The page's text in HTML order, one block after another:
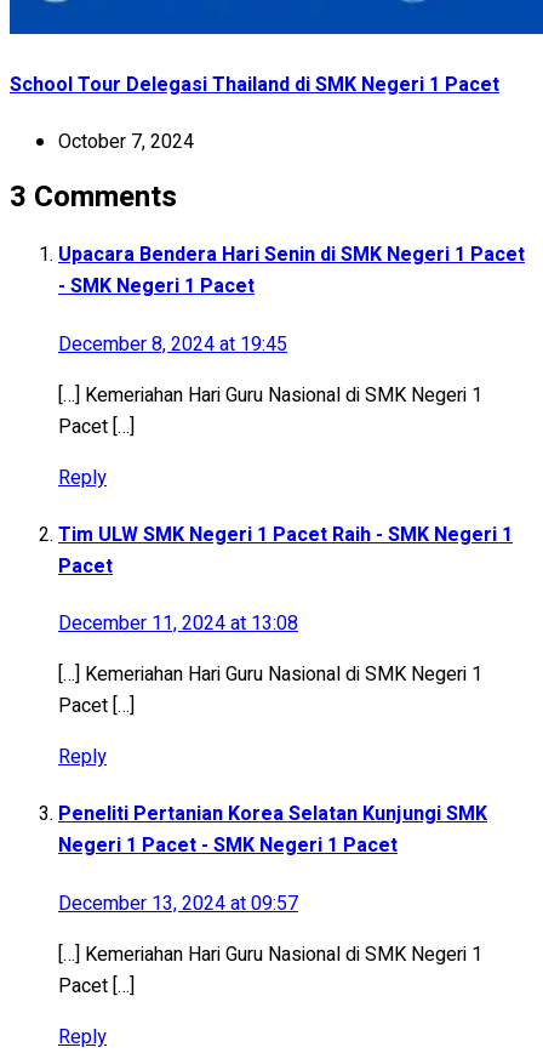
School Tour Delegasi Thailand di SMK Negeri 1 Pacet
October 7, 2024
3 Comments
Upacara Bendera Hari Senin di SMK Negeri 1 Pacet
- SMK Negeri 1 Pacet
December 8, 2024 at 19:45
[…] Kemeriahan Hari Guru Nasional di SMK Negeri 1
Pacet […]
Reply
Tim ULW SMK Negeri 1 Pacet Raih - SMK Negeri 1
Pacet
December 11, 2024 at 13:08
[…] Kemeriahan Hari Guru Nasional di SMK Negeri 1
Pacet […]
Reply
Peneliti Pertanian Korea Selatan Kunjungi SMK
Negeri 1 Pacet - SMK Negeri 1 Pacet
December 13, 2024 at 09:57
[…] Kemeriahan Hari Guru Nasional di SMK Negeri 1
Pacet […]
Reply